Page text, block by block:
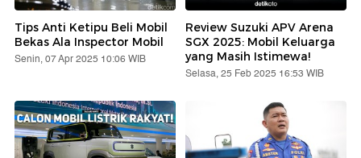
Tips Anti Ketipu Beli Mobil
Bekas Ala Inspector Mobil
Senin, 07 Apr 2025 10:06 WIB
Review Suzuki APV Arena
SGX 2025: Mobil Keluarga
yang Masih Istimewa!
Selasa, 25 Feb 2025 16:53 WIB